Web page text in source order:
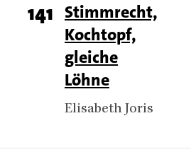
Page
number
141 Titel
Stimmrecht,
Kochtopf,
gleiche
Löhne
Authors
Elisabeth Joris